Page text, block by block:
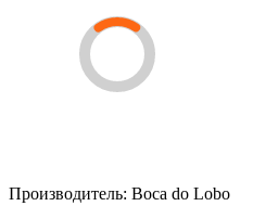
Производитель: Boca do Lobo